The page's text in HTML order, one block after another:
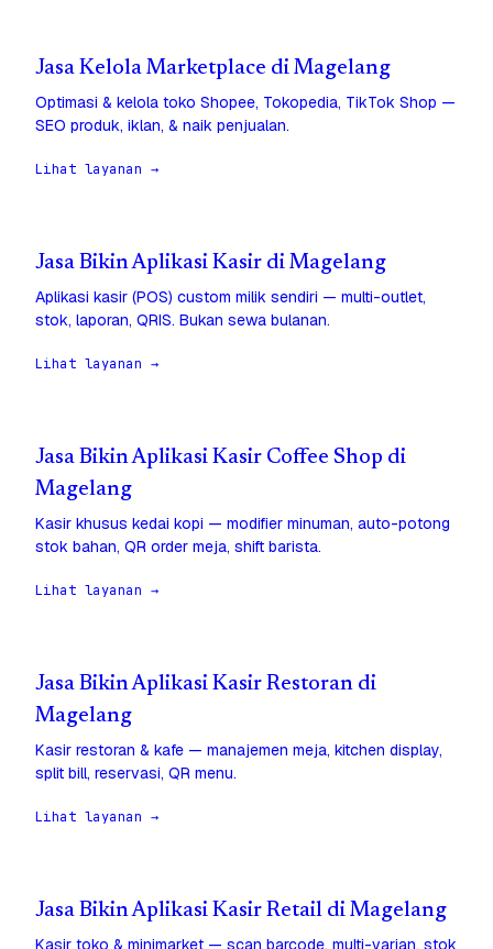
Jasa Kelola Marketplace di Magelang
Optimasi & kelola toko Shopee, Tokopedia, TikTok Shop —
SEO produk, iklan, & naik penjualan.
Lihat layanan →
Jasa Bikin Aplikasi Kasir di Magelang
Aplikasi kasir (POS) custom milik sendiri — multi-outlet,
stok, laporan, QRIS. Bukan sewa bulanan.
Lihat layanan →
Jasa Bikin Aplikasi Kasir Coffee Shop di
Magelang
Kasir khusus kedai kopi — modifier minuman, auto-potong
stok bahan, QR order meja, shift barista.
Lihat layanan →
Jasa Bikin Aplikasi Kasir Restoran di
Magelang
Kasir restoran & kafe — manajemen meja, kitchen display,
split bill, reservasi, QR menu.
Lihat layanan →
Jasa Bikin Aplikasi Kasir Retail di Magelang
Kasir toko & minimarket — scan barcode, multi-varian, stok